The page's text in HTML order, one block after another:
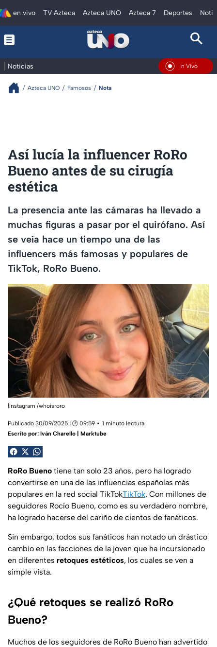
en vivo TV Azteca Azteca UNO Azteca 7 Deportes
Noticias En Vivo
Azteca UNO Famosos Nota
Así lucía la influencer RoRo
Bueno antes de su cirugía
estética
La presencia ante las cámaras ha llevado a
muchas figuras a pasar por el quirófano. Así
se veía hace un tiempo una de las
influencers más famosas y populares de
TikTok, RoRo Bueno.
|Instagram /whoisroro
Publicado 30/09/2025 | 🕑 09:59
1 minuto lectura
Escrito por: Iván Charello | Marktube
RoRo Bueno tiene tan solo 23 años, pero ha logrado
convertirse en una de las influencias españolas más
populares en la red social TikTokTikTok. Con millones de
seguidores Rocío Bueno, como es su verdadero nombre,
ha logrado hacerse del cariño de cientos de fanáticos.
Sin embargo, todos sus fanáticos han notado un drástico
cambio en las facciones de la joven que ha incursionado
en diferentes retoques estéticos, los cuales se ven a
simple vista.
¿Qué retoques se realizó RoRo
Bueno?
Muchos de los seguidores de RoRo Bueno han advertido